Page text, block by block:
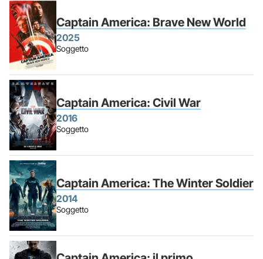
Captain America: Brave New World
2025
Soggetto
Captain America: Civil War
2016
Soggetto
Captain America: The Winter Soldier
2014
Soggetto